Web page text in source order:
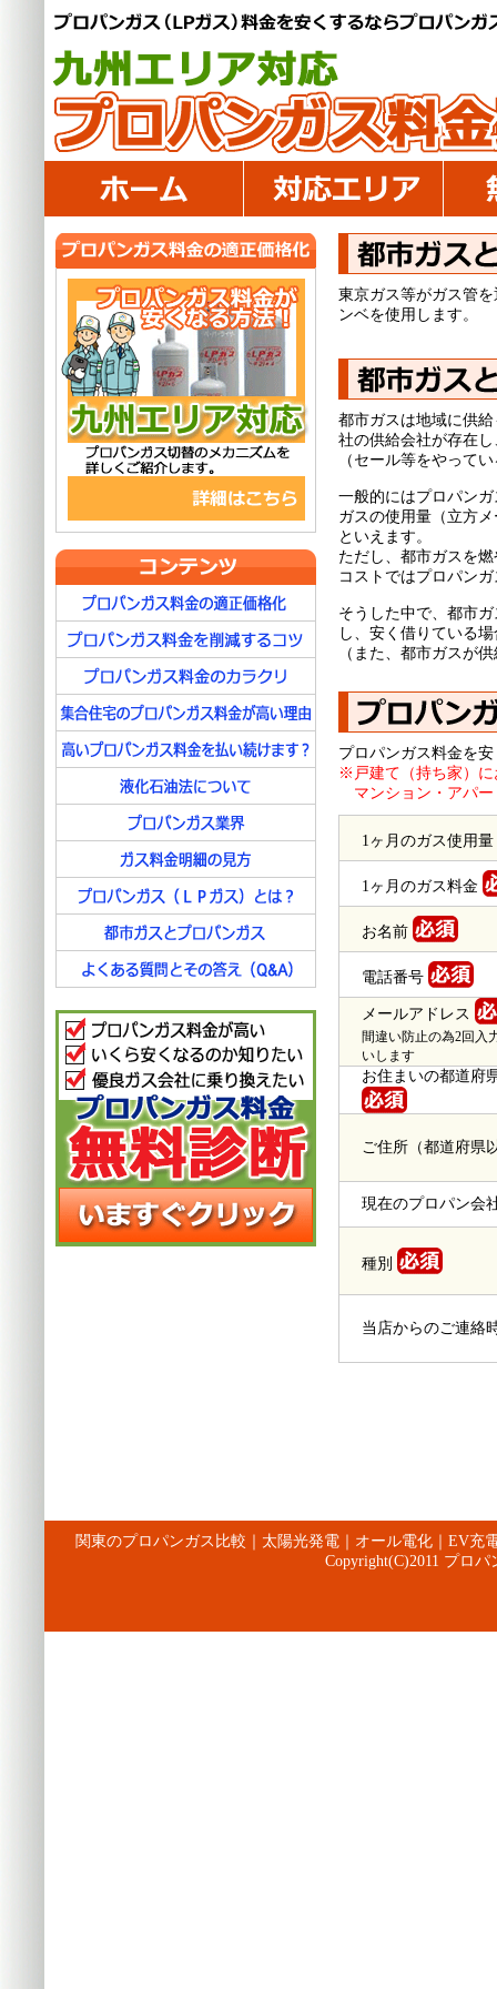
東京ガス等がガス管
ンベを使用します。
都市ガスは地域に供
社の供給会社が存在
（セール等をやって
一般的にはプロパン
ガスの使用量（立方
といえます。
ただし、都市ガスを
コストではプロパン
そうした中で、都市
し、安く借りている
（また、都市ガスが
プロパンガス料金を
※戸建て（持ち家）に
マンション・アパー
1ヶ月のガス使用量
1ヶ月のガス料金
お名前
電話番号
メールアドレス
間違い防止の為2回入
いします
お住まいの都道府
ご住所（都道府県
現在のプロパン会
種別
当店からのご連絡
関東のプロパンガス比較 太陽光発電｜ オール電化｜ EV充
Copyright(C)2011 プロパ